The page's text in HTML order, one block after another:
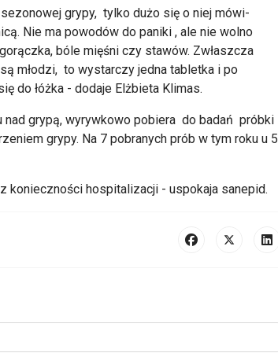
grypy, tylko dużo się o niej mówi-
Nie ma powodów do paniki , ale nie wolno
bóle mięśni czy stawów. Zwłaszcza
młodzi, to wystarczy jedna tabletka i po
do łóżka - dodaje Elżbieta Klimas.
nad grypą, wyrywkowo pobiera do badań próbki
grypy. Na 7 pobranych prób w tym roku u 5
konieczności hospitalizacji - uspokaja sanepid.